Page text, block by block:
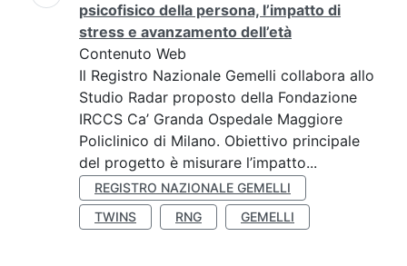
psicofisico della persona, l’impatto di
stress e avanzamento dell’età
Contenuto Web
Il Registro Nazionale Gemelli collabora allo
Studio Radar proposto della Fondazione
IRCCS Ca’ Granda Ospedale Maggiore
Policlinico di Milano. Obiettivo principale
del progetto è misurare l’impatto...
REGISTRO NAZIONALE GEMELLI
TWINS
RNG GEMELLI